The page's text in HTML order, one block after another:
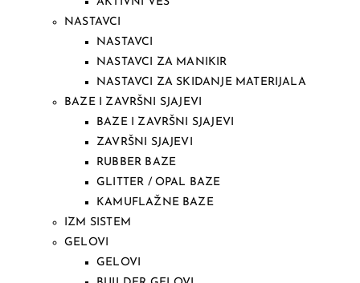
NASTAVCI
NASTAVCI
NASTAVCI ZA MANIKIR
NASTAVCI ZA SKIDANJE MATERIJALA
BAZE I ZAVRŠNI SJAJEVI
BAZE I ZAVRŠNI SJAJEVI
ZAVRŠNI SJAJEVI
RUBBER BAZE
GLITTER / OPAL BAZE
KAMUFLAŽNE BAZE
IZM SISTEM
GELOVI
GELOVI